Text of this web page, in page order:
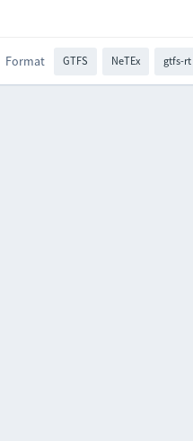
Format GTFS NeTEx gtfs-rt